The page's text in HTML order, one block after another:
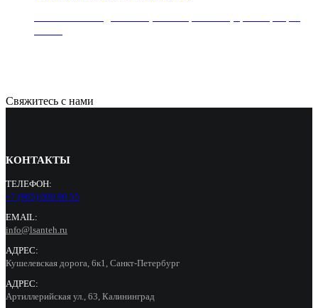
Свяжитесь с нами
КОНТАКТЫ
ТЕЛЕФОН:
+7 (965) 000 90 55
EMAIL:
info@lsanteh.ru
АДРЕС:
Кушелевская дорога, 6к1, Санкт-Петербург
АДРЕС:
Артиллерийская ул., 63, Калининград